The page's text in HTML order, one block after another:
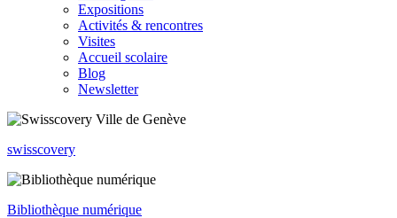
Expositions
Activités & rencontres
Visites
Accueil scolaire
Blog
Newsletter
swisscovery
Bibliothèque numérique